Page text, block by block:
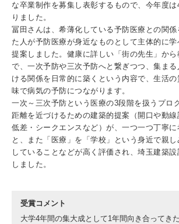
2. 工学院大学ヒストリー
3. #KUTE VOICE エンジニアリーダーたちの
5. 遠隔授業リンク集
な卒業制作を募集し表彰するもので、今年度
りました。
冨田さんは、希薄化している予防医療との関
た人が予防医療が身近なものとして主体的に
提案しました。健康に詳しい「街の先生」から
で、一次予防や三次予防へと繋ぎつつ、集ま
ける関係を日常的に築くという内容で、生活
味で病気の予防につながります。
一次～三次予防という医療の3段階を扱うプロ
距離を近づけるための建築的提案（開口や動
低差・シークエンスなど）が、一つ一つ丁寧に
と、また「医療」を「学校」という身近で親
していることなどが高く評価され、埼玉建築
しました。
受賞コメント
大学4年間の集大成として1年間向き合ってき